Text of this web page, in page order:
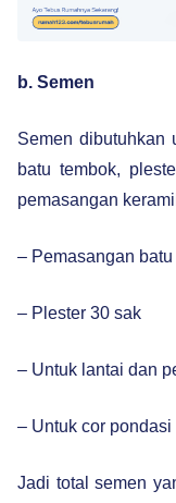
b. Semen
Semen dibutuhkan
batu tembok,
pemasangan
– Pemasangan
– Plester 30 sak
– Untuk lantai dan
– Untuk cor pondasi
Jadi total semen